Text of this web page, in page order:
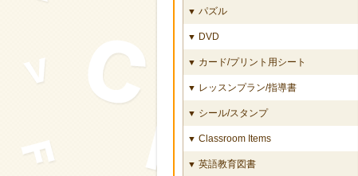
▼ パズル
▼ DVD
▼ カード/プリント用シート
▼ レッスンプラン/指導書
▼ シール/スタンプ
▼ Classroom Items
▼ 英語教育図書